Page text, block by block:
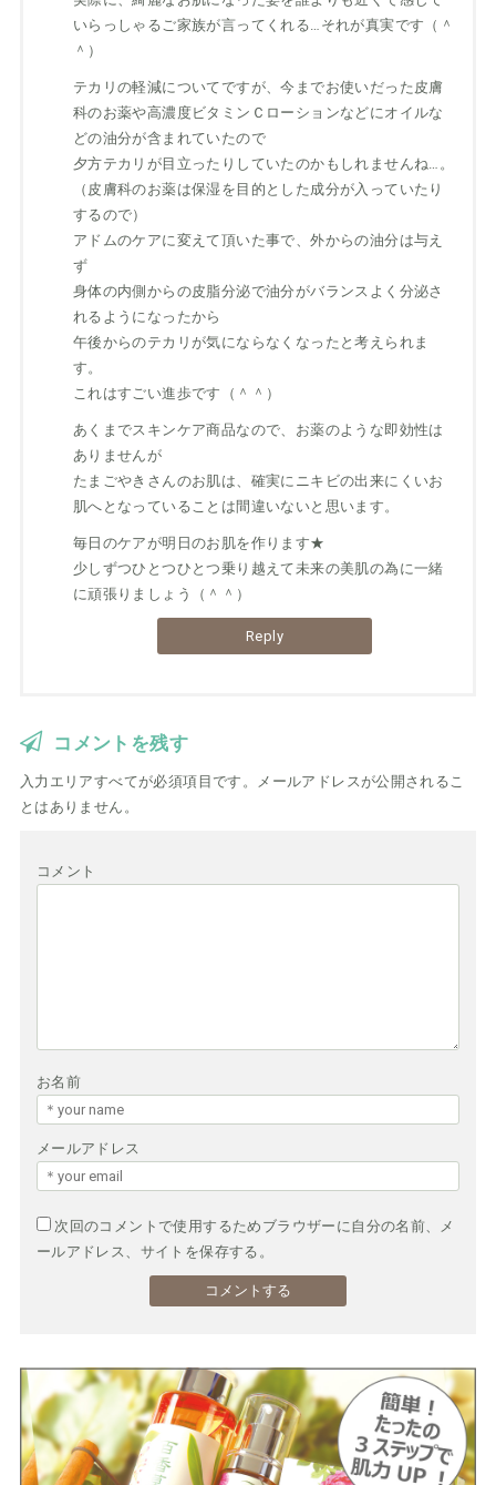
いらっしゃるご家族が言ってくれる…それが真実です（＾
＾）
テカリの軽減についてですが、今までお使いだった皮膚
科のお薬や高濃度ビタミンＣローションなどにオイルな
どの油分が含まれていたので
夕方テカリが目立ったりしていたのかもしれませんね…。
（皮膚科のお薬は保湿を目的とした成分が入っていたり
するので）
アドムのケアに変えて頂いた事で、外からの油分は与え
ず
身体の内側からの皮脂分泌で油分がバランスよく分泌さ
れるようになったから
午後からのテカリが気にならなくなったと考えられま
す。
これはすごい進歩です（＾＾）
あくまでスキンケア商品なので、お薬のような即効性は
ありませんが
たまごやきさんのお肌は、確実にニキビの出来にくいお
肌へとなっていることは間違いないと思います。
毎日のケアが明日のお肌を作ります★
少しずつひとつひとつ乗り越えて未来の美肌の為に一緒
に頑張りましょう（＾＾）
Reply
コメントを残す
入力エリアすべてが必須項目です。メールアドレスが公開されるこ
とはありません。
コメント
お名前
メールアドレス
次回のコメントで使用するためブラウザーに自分の名前、メ
ールアドレス、サイトを保存する。